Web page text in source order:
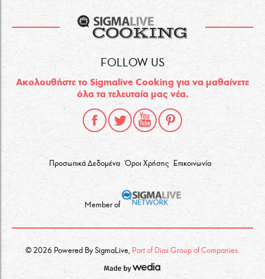
FOLLOW US
Ακολουθήστε το Sigmalive Cooking για να μαθαίνετε
όλα τα τελευταία μας νέα.
Προσωπικά Δεδομένα Όροι Χρήσης Επικοινωνία
Member of
© 2026 Powered By SigmaLive, Part of Dias Group of Companies.